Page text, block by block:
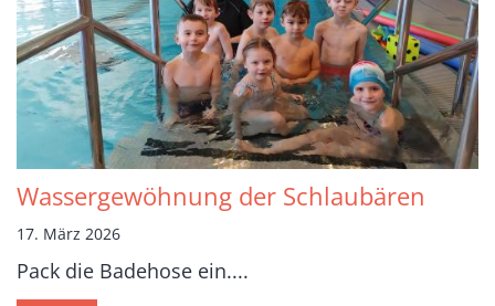
Wassergewöhnung der Schlaubären
17. März 2026
Pack die Badehose ein....